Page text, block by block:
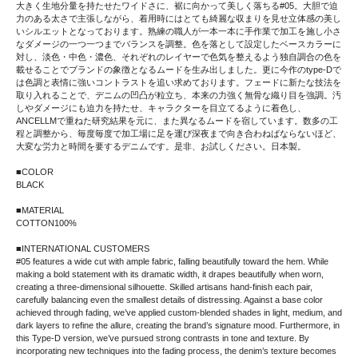
大きく生地分量を持たせたワイドさに、裾に向かって美しく落ちる#05。大胆で迫
力のある太さで主張しながら、着用時にはとても綺麗な収まりを見せ立体感の美し
いシルエットとなっております。熟練の職人が一本一本に手作業で加工を施し小さ
なダメージの一つ一つまでバランスを調整。色を落として設定したベースカラーに
対し、淡色・中色・濃色、それぞれのレイヤーで色気を整えるよう独自調合の色を
載せることでブランドの象徴となるムードを生み出しました。更に今作のtype-Dで
は色調と表情に強いコントラストを追い求めております。フェードに新たな技法を
取り入れることで、デニムの凹凸が粒立ち、本来の力強く無骨な織り目を強調。汚
しやダメージにも迫力を持たせ、キャラクターを目立てるように着色し、
ANCELLMで重ねた研究結果を元に、また異なるムードを宿しています。数多の工
程と調整から、毎度毎度で加工場に足を運び深夜まで向き合わねばならないほど、
大変な労力と時間を要するデニムです。是非、お試しください。日本製。
■COLOR
BLACK
■MATERIAL
COTTON100%
■INTERNATIONAL CUSTOMERS
#05 features a wide cut with ample fabric, falling beautifully toward the hem. While
making a bold statement with its dramatic width, it drapes beautifully when worn,
creating a three-dimensional silhouette. Skilled artisans hand-finish each pair,
carefully balancing even the smallest details of distressing. Against a base color
achieved through fading, we’ve applied custom-blended shades in light, medium, and
dark layers to refine the allure, creating the brand’s signature mood. Furthermore, in
this Type-D version, we’ve pursued strong contrasts in tone and texture. By
incorporating new techniques into the fading process, the denim’s texture becomes